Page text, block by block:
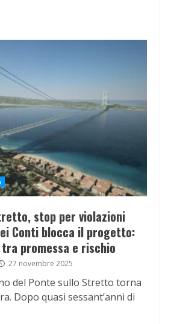
stop per violazioni
Conti blocca il progetto:
promessa e rischio
27 novembre 2025
del Ponte sullo Stretto torna
Dopo quasi sessant’anni di